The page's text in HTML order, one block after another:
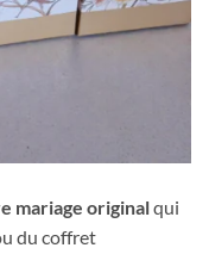
mariage originalqui
du coffret